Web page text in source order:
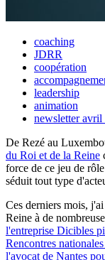
coaching
JDRR
coopération
leadership
animation
newsletter avril
De Rezé au
du Roi et de la Reine
force de ce jeu de
séduit tout type
Ces derniers mois,
Reine à de
l'entreprise Dicibles
Rencontres
l'avocat de Nantes